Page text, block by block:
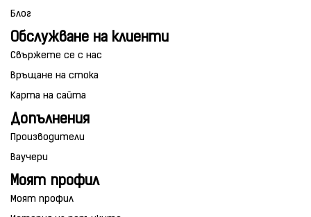
Блог
Обслужване на клиенти
Свържете се с нас
Връщане на стока
Карта на сайта
Допълнения
Производители
Ваучери
Моят профил
Моят профил